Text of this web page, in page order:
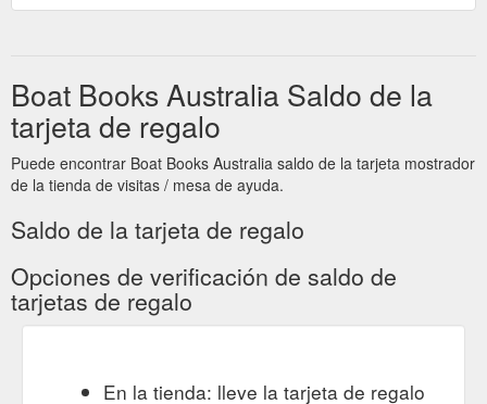
Boat Books Australia Saldo de la
tarjeta de regalo
Puede encontrar Boat Books Australia saldo de la tarjeta mostrador
de la tienda de visitas / mesa de ayuda.
Saldo de la tarjeta de regalo
Opciones de verificación de saldo de
tarjetas de regalo
En la tienda: lleve la tarjeta de regalo